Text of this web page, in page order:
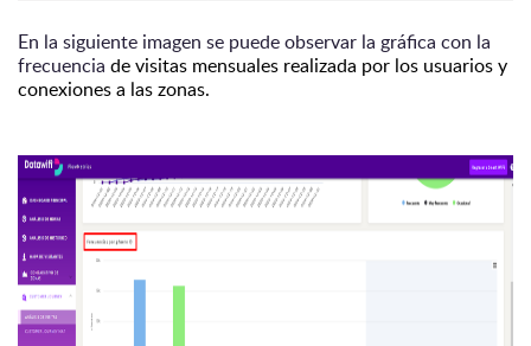
En la siguiente imagen se puede observar la gráfica con la
frecuencia de visitas mensuales realizada por los usuarios y
conexiones a las zonas.